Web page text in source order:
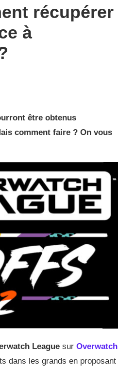
récupérer
à
être obtenus
comment faire ? On vous
League sur Overwatch
dans les grands en proposant